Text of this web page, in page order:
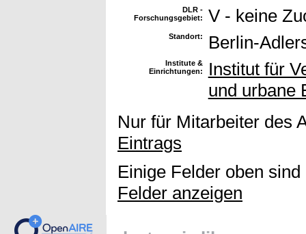
DLR -
Forschungsgebiet:
V - keine
Standort: Berlin-
Institute &
Einrichtungen:
Institut für
und urbane
Nur für Mitarbeiter des
Eintrags
Einige Felder oben
Felder anzeigen